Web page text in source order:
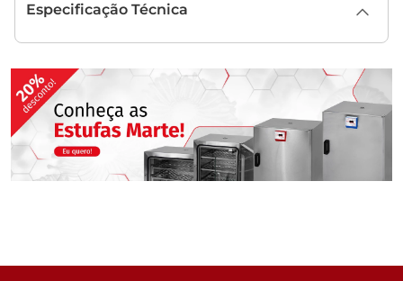
Especificação Técnica